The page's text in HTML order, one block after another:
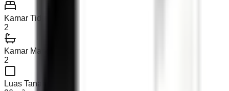
Kamar Tidur
2
Kamar Mandi
2
Luas Tanah